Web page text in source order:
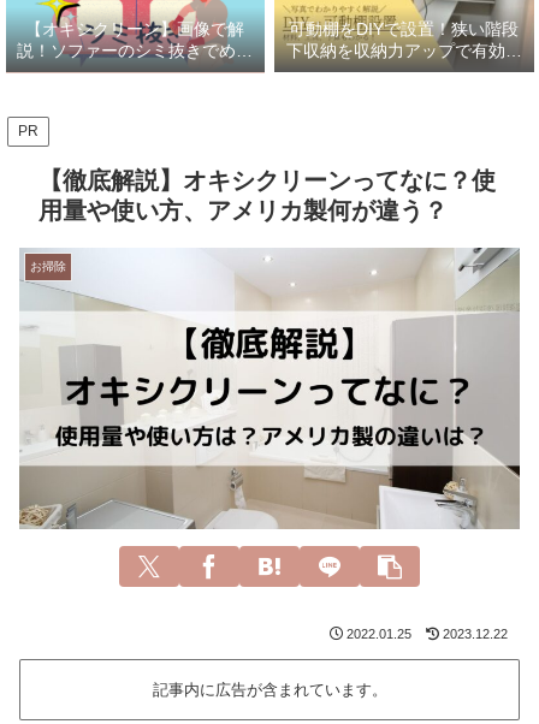
【オキシクリーン】画像で解
説！ソファーのシミ抜きでめっ
ちゃ綺麗に！！
可動棚をDIYで設置！狭い階段
下収納を収納力アップで有効活
用
PR
【徹底解説】オキシクリーンってなに？使
用量や使い方、アメリカ製何が違う？
お掃除
2022.01.25 2023.12.22
記事内に広告が含まれています。